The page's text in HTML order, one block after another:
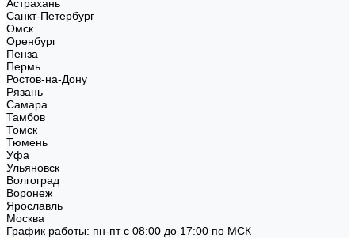
Астрахань
Санкт-Петербург
Омск
Оренбург
Пенза
Пермь
Ростов-на-Дону
Рязань
Самара
Тамбов
Томск
Тюмень
Уфа
Ульяновск
Волгоград
Воронеж
Ярославль
Москва
График работы: пн-пт с 08:00 до 17:00 по МСК